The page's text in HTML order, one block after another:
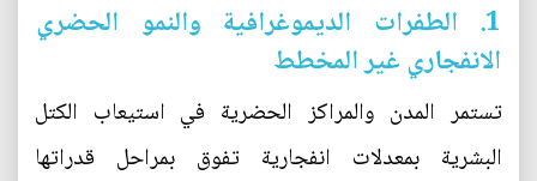
1. الطفرات الديموغرافية والنمو الحضري
الانفجاري غير المخطط
تستمر المدن والمراكز الحضرية في استيعاب الكتل
البشرية بمعدلات انفجارية تفوق بمراحل قدراتها